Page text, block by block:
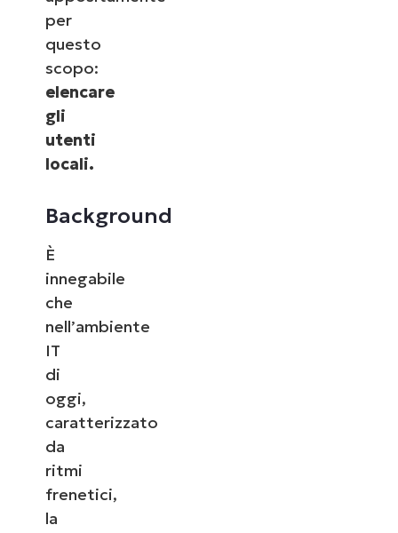
per
questo
scopo:
elencare
gli
utenti
locali.
Background
È
innegabile
che
nell’ambiente
IT
di
oggi,
caratterizzato
da
ritmi
frenetici,
la